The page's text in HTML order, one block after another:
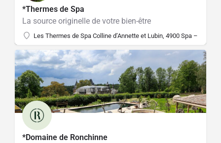
*Thermes de Spa
La source originelle de votre bien-être
Les Thermes de Spa Colline d’Annette et Lubin, 4900 Spa –
*Domaine de Ronchinne